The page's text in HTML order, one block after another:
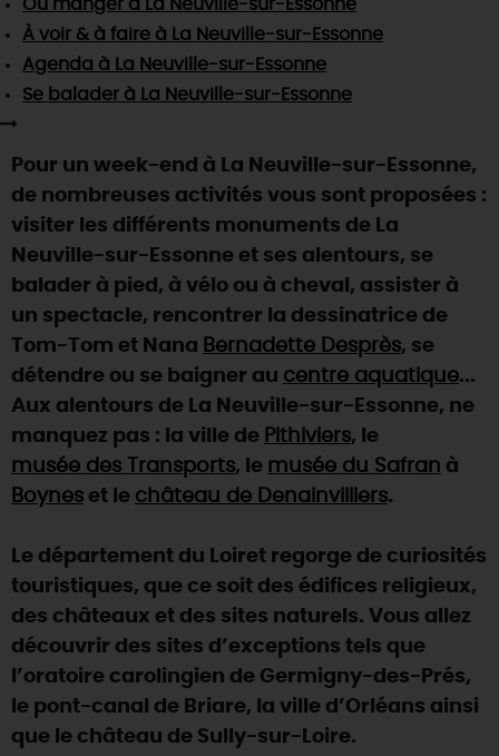
TOUTES LES ACTIVITÉS
Visitesgourmandesetcréatives
Vins etvignobles
Chic,une aire de pique-nique
Par ici lesguinguettes
La Route des Métiers d'Art
TOUT L'ART DE VIVRE
Des vacances auprès des animaux 🐎
(re)Découvrir les coulisses de la Faïencerie de
Gien !
Une saison de festivals 🎉
Rendez-vous de la nature en 2026
Des sorties en famille dans le Loiret !
Programme des animations "Loiret au fil de l'eau"
Où sortir ?
AUJOURD'HUI
DEMAIN
CE WEEK-END
CETTE SEMAINE
SE REPÉRER,SE DÉPLACER
INFOS &SERVICES
Où manger à La Neuville-sur-Essonne
À voir & à faire à La Neuville-sur-Essonne
Agenda à La Neuville-sur-Essonne
Se balader à La Neuville-sur-Essonne
Pour un week-end à La Neuville-sur-Essonne,
de nombreuses activités vous sont proposées :
visiter les différents monuments de La
Neuville-sur-Essonne et ses alentours, se
balader à pied, à vélo ou à cheval, assister à
un spectacle, rencontrer la dessinatrice de
Tom-Tom et Nana Bernadette Desprès, se
détendre ou se baigner au centre aquatique...
Aux alentours de La Neuville-sur-Essonne, ne
manquez pas : la ville de Pithiviers, le
musée des Transports, le musée du Safran à
Boynes et le château de Denainvilliers.
Le département du Loiret regorge de curiosités
touristiques, que ce soit des édifices religieux,
des châteaux et des sites naturels. Vous allez
découvrir des sites d’exceptions tels que
l’oratoire carolingien de Germigny-des-Prés,
le pont-canal de Briare, la ville d’Orléans ainsi
que le château de Sully-sur-Loire.